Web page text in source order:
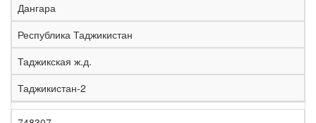
Дангара
Республика Таджикистан
Таджикская ж.д.
Таджикистан-2